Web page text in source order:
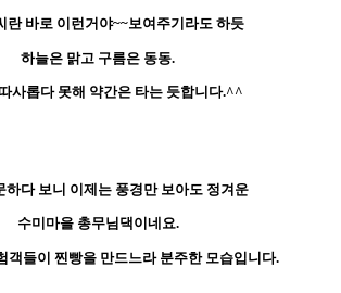
란 바로 이런거야~~보여주기라도 하듯
하늘은 맑고 구름은 동동.
사롭다 못해 약간은 타는 듯합니다.^^
하다 보니 이제는 풍경만 보아도 정겨운
수미마을 총무님댁이네요.
객들이 찐빵을 만드느라 분주한 모습입니다.